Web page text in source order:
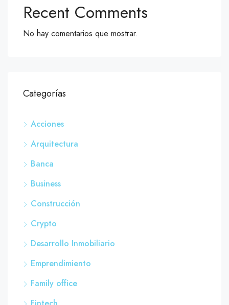
Recent Comments
No hay comentarios que mostrar.
Categorías
Acciones
Arquitectura
Banca
Business
Construcción
Crypto
Desarrollo Inmobiliario
Emprendimiento
Family office